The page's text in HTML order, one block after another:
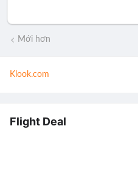
Mới hơn
Klook.com
Flight Deal